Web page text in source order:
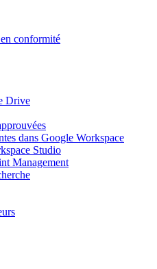
conformité
Drive
dans Google Workspace
Studio
Management